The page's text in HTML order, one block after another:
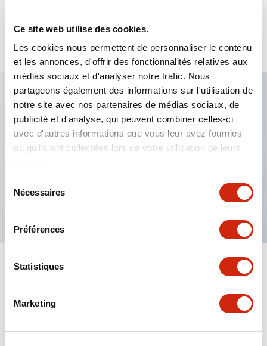
Ce site web utilise des cookies.
Les cookies nous permettent de personnaliser le contenu
et les annonces, d'offrir des fonctionnalités relatives aux
médias sociaux et d'analyser notre trafic. Nous
partageons également des informations sur l'utilisation de
notre site avec nos partenaires de médias sociaux, de
publicité et d'analyse, qui peuvent combiner celles-ci
avec d'autres informations que vous leur avez fournies
ou qu'ils ont collectées lors de votre utilisation de leurs
Nécessaires
Préférences
Statistiques
Marketing
Caractéristiques clés
Fixation par regroupement possible
Le commutateur sélecteur avec clé adopte une
structure à goupille à cylindre haute sécurité
La structure de protection est IP65 (IEC60529)